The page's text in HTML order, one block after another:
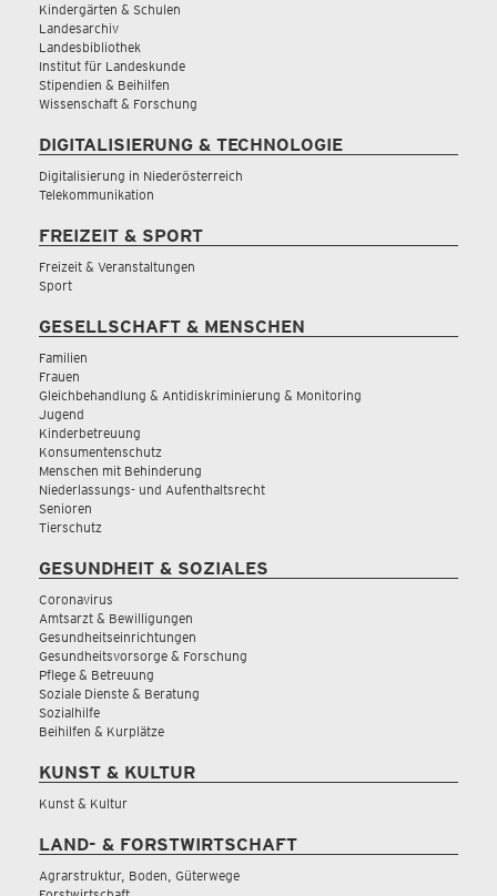
Kindergärten & Schulen
Landesarchiv
Landesbibliothek
Institut für Landeskunde
Stipendien & Beihilfen
Wissenschaft & Forschung
DIGITALISIERUNG & TECHNOLOGIE
Digitalisierung in Niederösterreich
Telekommunikation
FREIZEIT & SPORT
Freizeit & Veranstaltungen
Sport
GESELLSCHAFT & MENSCHEN
Familien
Frauen
Gleichbehandlung & Antidiskriminierung & Monitoring
Jugend
Kinderbetreuung
Konsumentenschutz
Menschen mit Behinderung
Niederlassungs- und Aufenthaltsrecht
Senioren
Tierschutz
GESUNDHEIT & SOZIALES
Coronavirus
Amtsarzt & Bewilligungen
Gesundheitseinrichtungen
Gesundheitsvorsorge & Forschung
Pflege & Betreuung
Soziale Dienste & Beratung
Sozialhilfe
Beihilfen & Kurplätze
KUNST & KULTUR
Kunst & Kultur
LAND- & FORSTWIRTSCHAFT
Agrarstruktur, Boden, Güterwege